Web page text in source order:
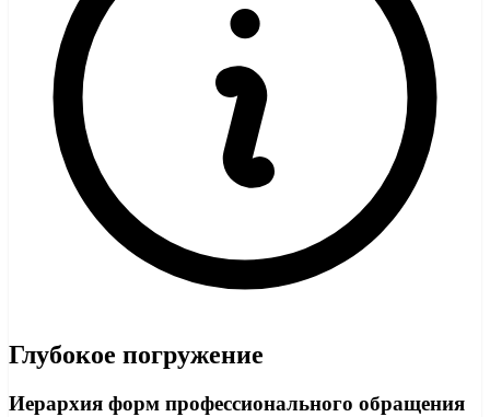
Глубокое погружение
Иерархия форм профессионального обращения